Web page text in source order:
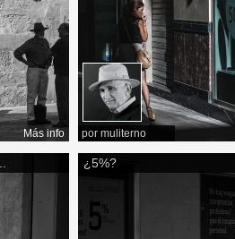
Más info por muliterno
¿5%?